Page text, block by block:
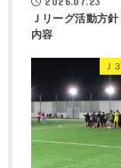
Ｊリーグ活動方
内容
Ｊ